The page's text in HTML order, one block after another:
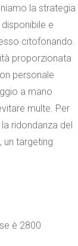
la strategia
e
citofonando.
proporzionata
personale
a mano
multe. Per
ridondanza del
targeting
è 2800